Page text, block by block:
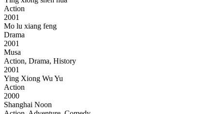
Action
2001
Mo lu xiang feng
Drama
2001
Musa
Action, Drama, History
2001
Ying Xiong Wu Yu
Action
2000
Shanghai Noon